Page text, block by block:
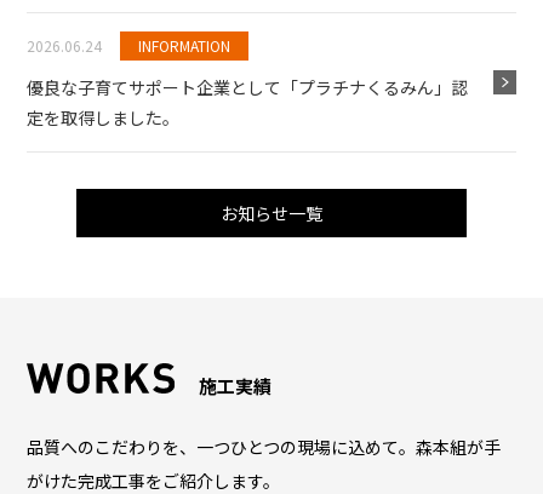
2026.06.24 INFORMATION
優良な子育てサポート企業として「プラチナくるみん」認
定を取得しました。
お知らせ一覧
施工実績
品質へのこだわりを、一つひとつの現場に込めて。森本組が手
がけた完成工事をご紹介します。